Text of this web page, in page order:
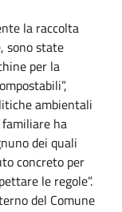
la raccolta
sono state
per la
ambientali
familiare ha
dei quali
concreto per
le regole”.
del Comune